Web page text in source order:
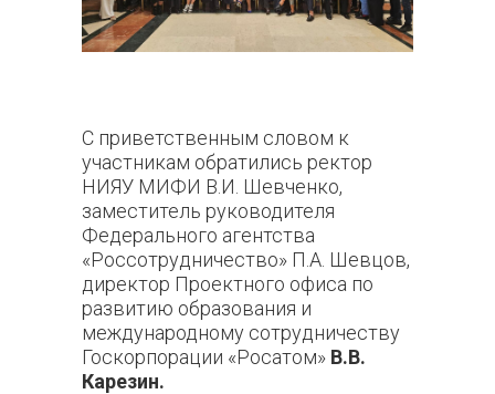
С приветственным словом к
участникам обратились ректор
НИЯУ МИФИ В.И. Шевченко,
заместитель руководителя
Федерального агентства
«Россотрудничество» П.А. Шевцов,
директор Проектного офиса по
развитию образования и
международному сотрудничеству
Госкорпорации «Росатом» В.В.
Карезин.